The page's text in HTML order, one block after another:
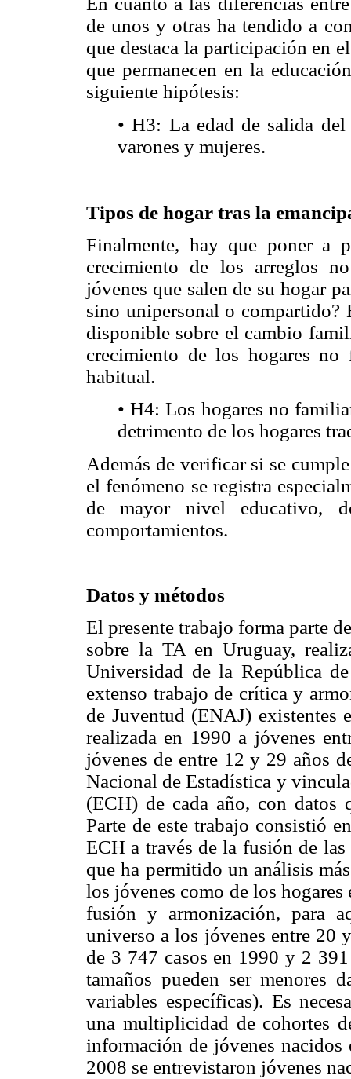
de unos y otras ha tendido a
que destaca la participación en
que permanecen en la
siguiente hipótesis:
• H3: La edad de salida
varones y mujeres.
Tipos de hogar tras la
Finalmente, hay que poner a
crecimiento de los arreglos
jóvenes que salen de su hogar
sino unipersonal o compartido?
disponible sobre el cambio
crecimiento de los hogares
habitual.
• H4: Los hogares no
detrimento de los hogares
Además de verificar si se
el fenómeno se registra
de mayor nivel educativo,
comportamientos.
Datos y métodos
El presente trabajo forma parte
sobre la TA en Uruguay,
Universidad de la República
extenso trabajo de crítica y
de Juventud (ENAJ) existentes
realizada en 1990 a jóvenes
jóvenes de entre 12 y 29 años
Nacional de Estadística y
(ECH) de cada año, con datos
Parte de este trabajo consistió
ECH a través de la fusión de
que ha permitido un análisis
los jóvenes como de los
fusión y armonización, para
universo a los jóvenes entre 20
de 3 747 casos en 1990 y 2
tamaños pueden ser menores
variables específicas). Es
una multiplicidad de cohortes
información de jóvenes
2008 se entrevistaron jóvenes